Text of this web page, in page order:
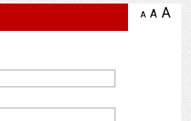
A zmniejsz
A A